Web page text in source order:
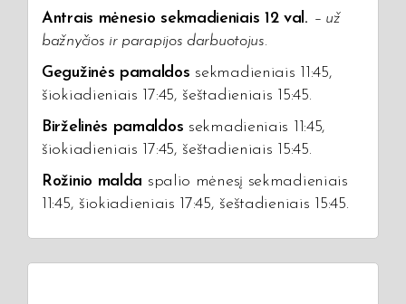
Antrais mėnesio sekmadieniais 12 val. – už
bažnyčios ir parapijos darbuotojus.
Gegužinės pamaldos sekmadieniais 11:45,
šiokiadieniais 17:45, šeštadieniais 15:45.
Birželinės pamaldos sekmadieniais 11:45,
šiokiadieniais 17:45, šeštadieniais 15:45.
Rožinio malda spalio mėnesį sekmadieniais
11:45, šiokiadieniais 17:45, šeštadieniais 15:45.